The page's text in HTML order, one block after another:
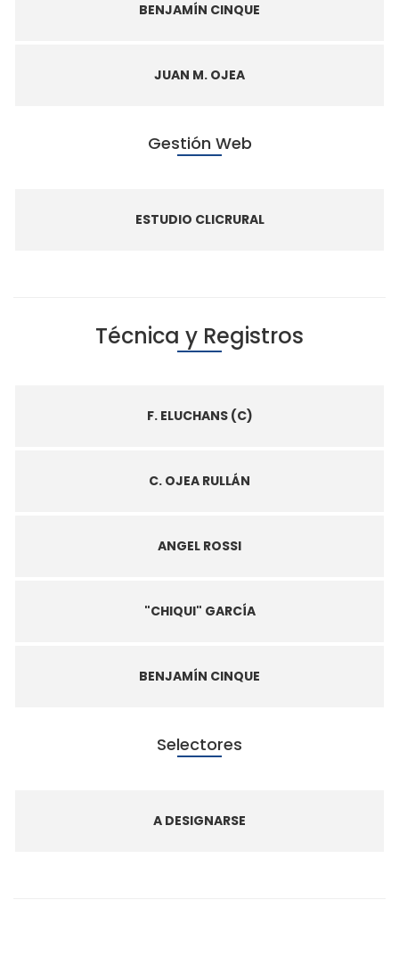
BENJAMÍN CINQUE
JUAN M. OJEA
Gestión Web
ESTUDIO CLICRURAL
Técnica y Registros
F. ELUCHANS (C)
C. OJEA RULLÁN
ANGEL ROSSI
"CHIQUI" GARCÍA
BENJAMÍN CINQUE
Selectores
A DESIGNARSE